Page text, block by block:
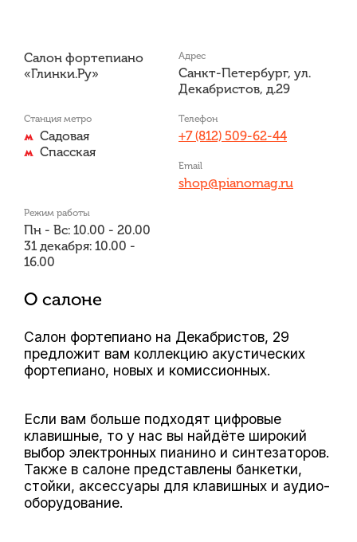
Салон фортепиано
«Глинки.Ру»
Адрес
Санкт-Петербург, ул.
Декабристов, д.29
Станция метро
Садовая
Спасская
Телефон
+7 (812) 509-62-44
Email
shop@pianomag.ru
Режим работы
Пн - Вс: 10.00 - 20.00
31 декабря: 10.00 -
16.00
О салоне
Салон фортепиано на Декабристов, 29
предложит вам коллекцию акустических
фортепиано, новых и комиссионных.
Если вам больше подходят цифровые
клавишные, то у нас вы найдёте широкий
выбор электронных пианино и синтезаторов.
Также в салоне представлены банкетки,
стойки, аксессуары для клавишных и аудио-
оборудование.